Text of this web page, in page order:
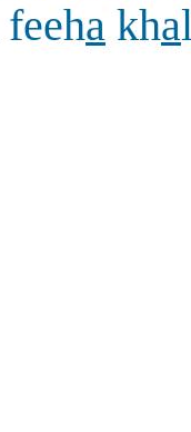
a kha